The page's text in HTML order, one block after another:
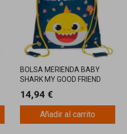
BOLSA MERIENDA BABY
SHARK MY GOOD FRIEND
14,94 €
Añadir al carrito